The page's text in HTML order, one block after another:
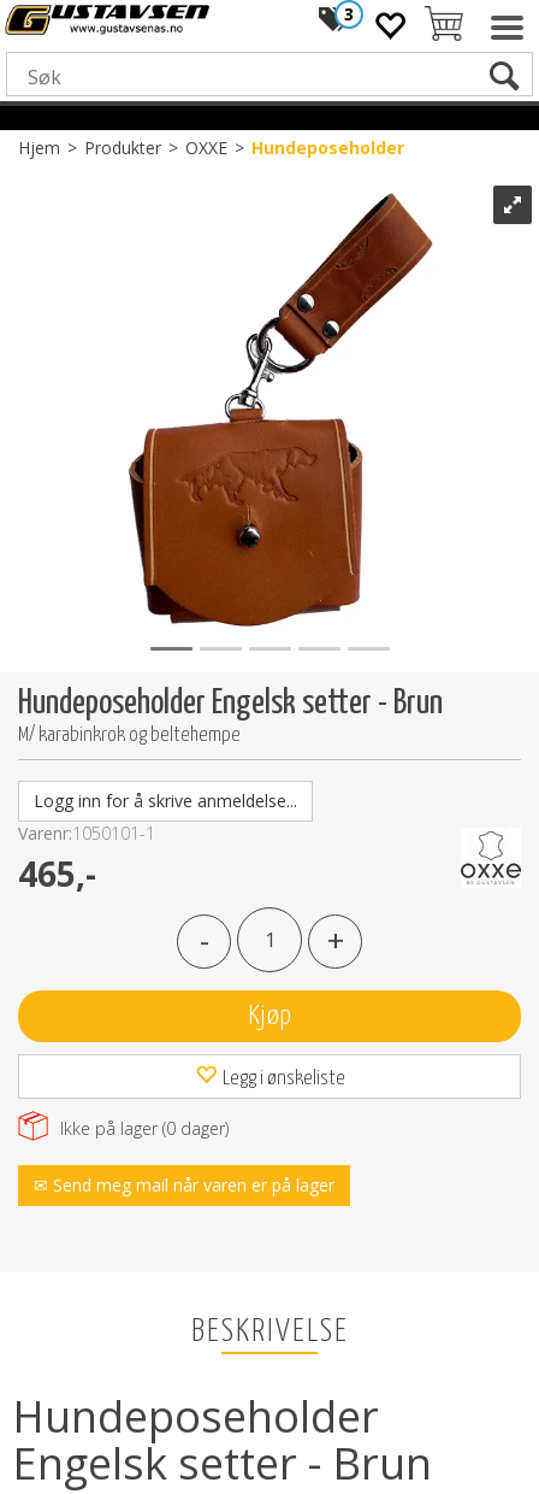
3
Hjem>Produkter>OXXE>Hundeposeholder
Hundeposeholder Engelsk setter - Brun
M/ karabinkrok og beltehempe
Logg inn for å skrive anmeldelse...
Varenr:1050101-1
465,-
- +
Kjøp
Legg i ønskeliste
Ikke på lager (0 dager)
✉ Send meg mail når varen er på lager
BESKRIVELSE
Hundeposeholder
Engelsk setter - Brun